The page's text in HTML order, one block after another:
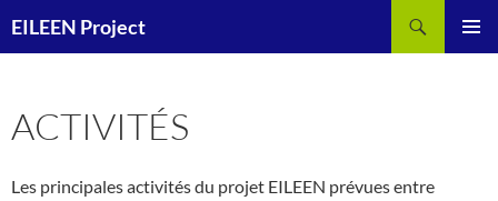
auEILEEN Project
ACTIVITÉS
Les principales activités du projet EILEEN prévues entre